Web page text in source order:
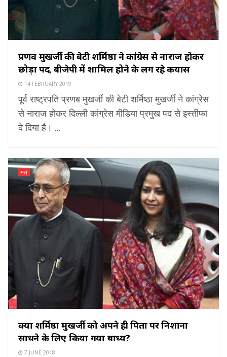
प्रणव मुखर्जी की बेटी शर्मिष्ठा ने कांग्रेस से नाराज होकर
छोड़ा पद, बीजेपी में शामिल होने के लग रहे कयास
14 FEBRUARY 2019
पूर्व राष्ट्रपति प्रणब मुखर्जी की बेटी शर्मिष्ठा मुखर्जी ने कांग्रेस
से नाराज होकर दिल्ली कांग्रेस मीडिया प्रमुख पद से इस्तीफा
दे दिया है। ...
मत
क्या शर्मिष्ठा मुखर्जी को अपने ही पिता पर निशाना
साधने के लिए किया गया बाध्य?
7 JUNE 2018